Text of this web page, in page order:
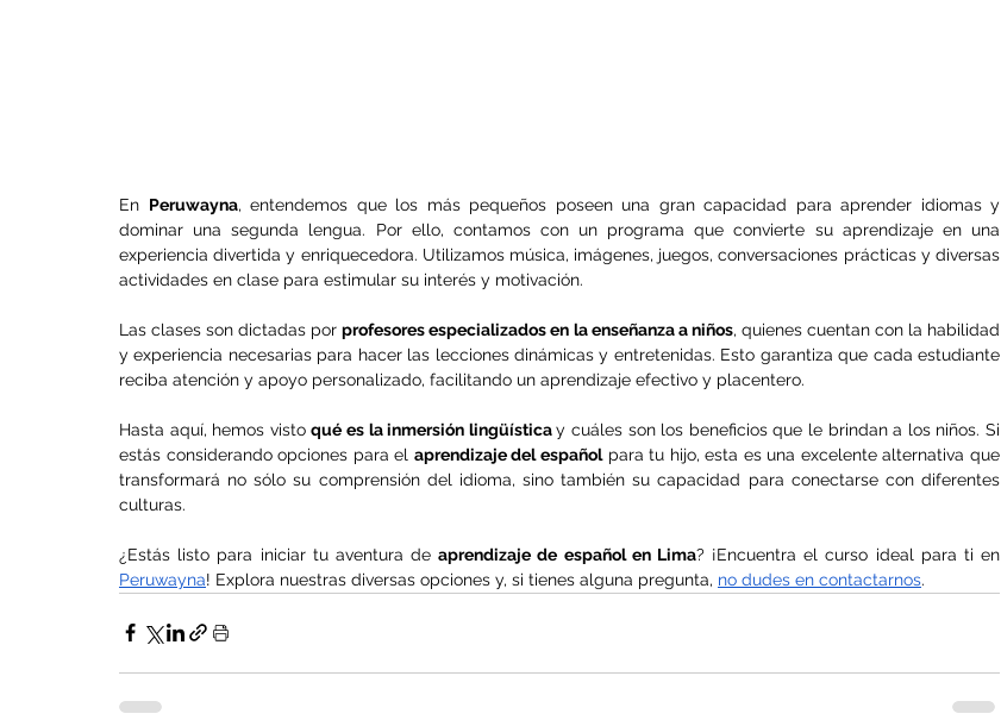
En Peruwayna, entendemos que los más pequeños poseen una gran capacidad para aprender idiomas y
dominar una segunda lengua. Por ello, contamos con un programa que convierte su aprendizaje en una
experiencia divertida y enriquecedora. Utilizamos música, imágenes, juegos, conversaciones prácticas y diversas
actividades en clase para estimular su interés y motivación.
Las clases son dictadas por profesores especializados en la enseñanza a niños, quienes cuentan con la habilidad
y experiencia necesarias para hacer las lecciones dinámicas y entretenidas. Esto garantiza que cada estudiante
reciba atención y apoyo personalizado, facilitando un aprendizaje efectivo y placentero.
Hasta aquí, hemos visto qué es la inmersión lingüística y cuáles son los beneficios que le brindan a los niños. Si
estás considerando opciones para el aprendizaje del español para tu hijo, esta es una excelente alternativa que
transformará no sólo su comprensión del idioma, sino también su capacidad para conectarse con diferentes
culturas.
¿Estás listo para iniciar tu aventura de aprendizaje de español en Lima
Peruwayna! Explora nuestras diversas opciones y, si tienes alguna pregunta, no dudes en contactarnos.